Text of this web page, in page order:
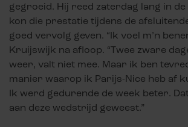
gegroeid. Hij reed zaterdag lang in
kon die prestatie tijdens de
goed vervolg geven. “Ik voel m’n
Kruijswijk na afloop. “Twee zware
weer, valt niet mee. Maar ik ben
manier waarop ik Parijs-Nice heb af
Ik werd gedurende de week beter.
aan deze wedstrijd geweest.”